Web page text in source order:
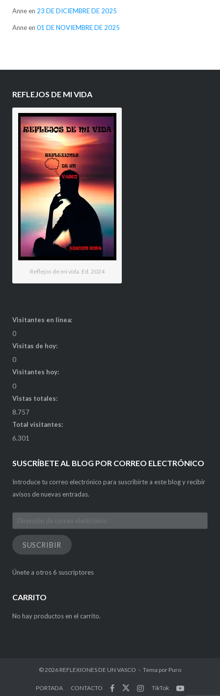
Anneen 23 DE DICIEMBRE DE 2025
Anneen 01 DE NOVIEMBRE DE 2025
REFLEJOS DE MI VIDA
Reflejos de mi vida. Ed. 2024
Visitantes en línea:
0
Visitas de hoy:
0
Visitantes hoy:
0
Vistas totales:
8.757
Total visitantes:
6.301
SUSCRÍBETE AL BLOG POR CORREO ELECTRÓNICO
Introduce tu correo electrónico para suscribirte a este blog y recibir
avisos de nuevas entradas.
Dirección
de
correo
electrónico
SUSCRIBIR
Únete a otros 6 suscriptores
CARRITO
No hay productos en el carrito.
© 2026 REFLEXIONES DE UN VASCO Tema por Puro
PORTADA CONTACTO TikTok